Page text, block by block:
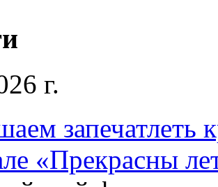
г.
запечатлеть
«Прекрасны